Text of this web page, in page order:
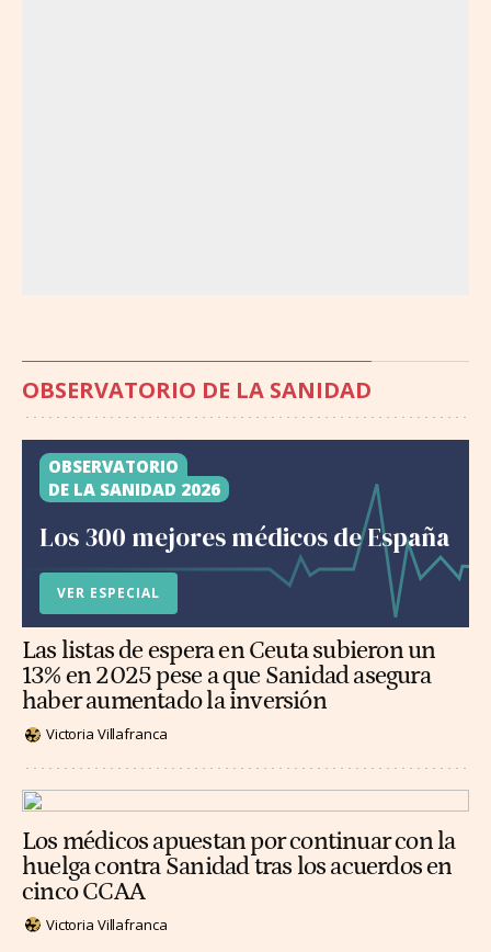
OBSERVATORIO DE LA SANIDAD
OBSERVATORIO
DE LA SANIDAD 2026
Los 300 mejores médicos de España
VER ESPECIAL
Las listas de espera en Ceuta subieron un
13% en 2025 pese a que Sanidad asegura
haber aumentado la inversión
Victoria Villafranca
Los médicos apuestan por continuar con la
huelga contra Sanidad tras los acuerdos en
cinco CCAA
Victoria Villafranca